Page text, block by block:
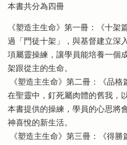
本書共分為四冊
《塑造主生命》第一冊：《十架
過「門徒十架」，與基督建立深
項屬靈操練，讓學員能培養一個
架跟從主的生命。
《塑造主生命》第二冊：《品格
在聖靈中，釘死屬肉體的舊我，
本書提供的操練，學員的心思將
神喜悅的新生活。
《塑造主生命》第三冊：《得勝